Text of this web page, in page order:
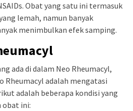
Obat yang satu ini termasuk
lemah, namun banyak
menimbulkan efek samping.
ada di dalam Neo Rheumacyl,
Rheumacyl adalah mengatasi
adalah beberapa kondisi yang
obat ini: